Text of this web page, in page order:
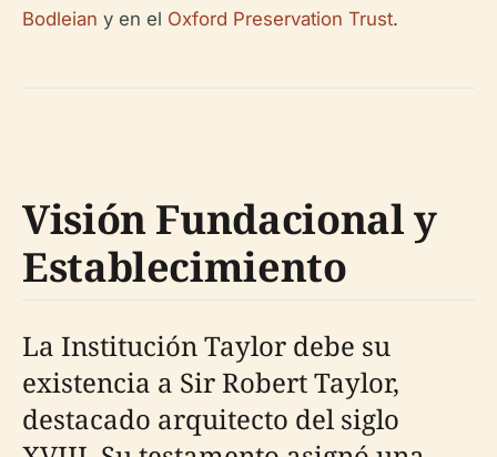
Bodleian y en el Oxford Preservation Trust.
Visión Fundacional y
Establecimiento
La Institución Taylor debe su
existencia a Sir Robert Taylor,
destacado arquitecto del siglo